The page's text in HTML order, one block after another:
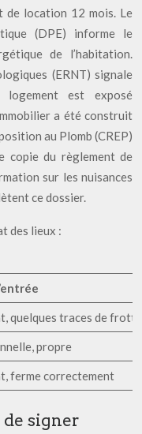
location 12 mois. Le
(DPE) informe le
de l’habitation.
(ERNT) signale
est exposé
a été construit
au Plomb (CREP)
copie du règlement de
sur les nuisances
ce dossier.
des lieux :
quelques traces de
propre
ferme correctement
signer